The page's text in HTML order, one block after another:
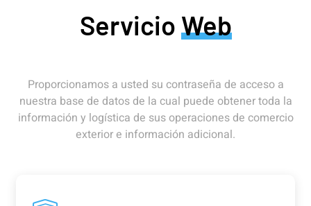
ServicioWeb
Proporcionamos a usted su contraseña de acceso a
nuestra base de datos de la cual puede obtener toda la
información y logística de sus operaciones de comercio
exterior e información adicional.